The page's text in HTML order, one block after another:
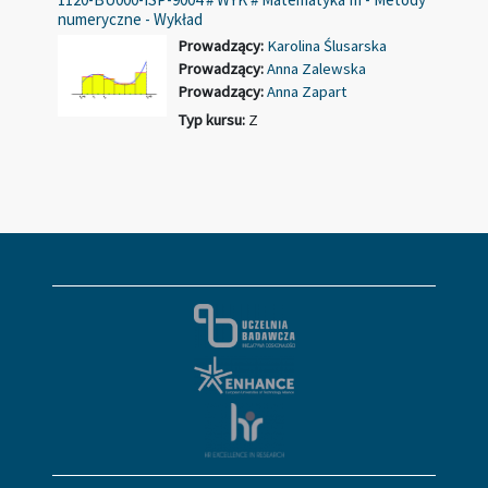
numeryczne - Wykład
Prowadzący: Karolina Ślusarska
Prowadzący:Anna Zalewska
Prowadzący:Anna Zapart
Typ kursu: Z